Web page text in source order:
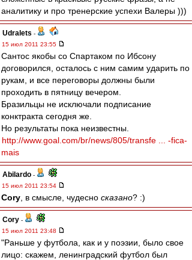
аналитику и про тренерские успехи Валеры )))
Udralets -
15 июл 2011 23:55
Сантос якобы со Спартаком по Ибсону
договорился, осталось с ним самим ударить по
рукам, и все переговоры должны были
проходить в пятницу вечером.
Бразильцы не исключали подписание
конктракта сегодня же.
Но результаты пока неизвестны.
http://www.goal.com/br/news/805/transfe ... -fica-
mais
Abilardo -
15 июл 2011 23:54
Cory , в смысле, чудесно сказано? :)
Cory -
15 июл 2011 23:48
"Раньше у футбола, как и у поэзии, было свое
лицо: скажем, ленинградский футбол был